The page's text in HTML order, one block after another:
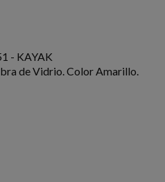
- KAYAK
de Vidrio. Color Amarillo.